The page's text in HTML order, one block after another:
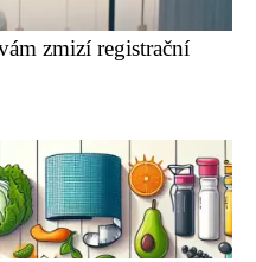
zmizí registrační